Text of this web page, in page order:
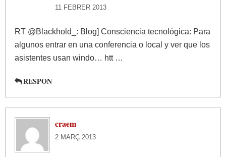
11 FEBRER 2013
RT @Blackhold_: Blog] Consciencia tecnológica: Para
algunos entrar en una conferencia o local y ver que los
asistentes usan windo… htt …
RESPON
craem
2 MARÇ 2013